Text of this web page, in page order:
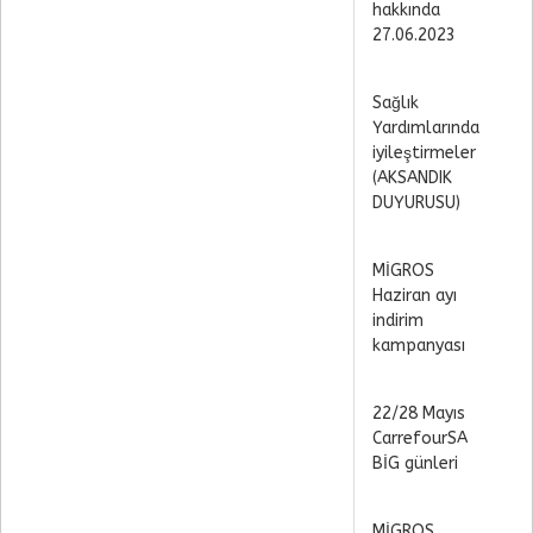
hakkında
27.06.2023
Sağlık
Yardımlarında
iyileştirmeler
(AKSANDIK
DUYURUSU)
MİGROS
Haziran ayı
indirim
kampanyası
22/28 Mayıs
CarrefourSA
BİG günleri